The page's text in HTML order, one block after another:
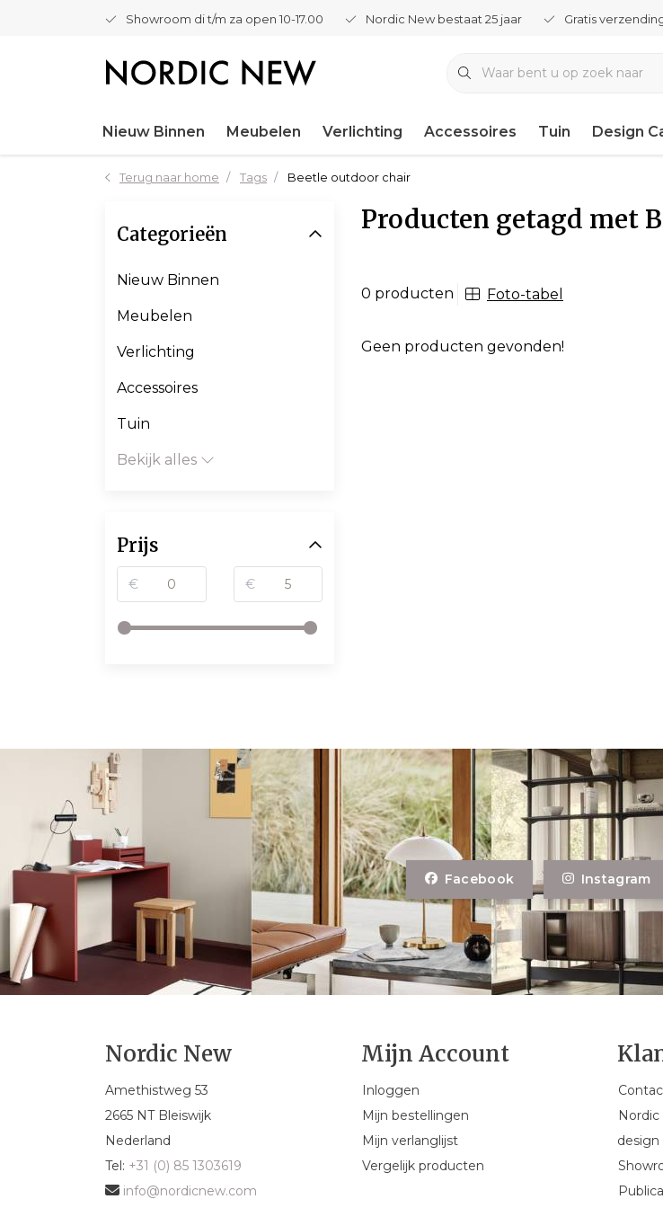
Showroom di t/m za open 10-17.00 Nordic New bestaat 25 jaar Gratis
Nieuw Binnen Meubelen Verlichting Accessoires Tuin Design
Terug naar home Tags Beetle outdoor chair
Producten getagd met
0 producten Foto-tabel
Geen producten gevonden!
Categorieën
Nieuw Binnen
Meubelen
Verlichting
Accessoires
Tuin
Bekijk alles
Prijs
€ €
Facebook Instagram
Nordic New
Amethistweg 53
2665 NT Bleiswijk
Nederland
Tel: +31 (0) 85 1303619
info@nordicnew.com
Mijn Account
Inloggen
Mijn bestellingen
Mijn verlanglijst
Vergelijk producten
design